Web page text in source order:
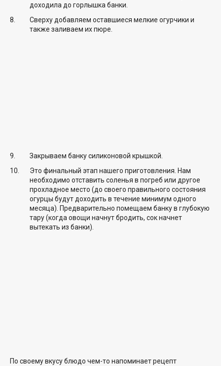
доходила до горлышка банки.
Сверху добавляем оставшиеся мелкие огурчики и
также заливаем их пюре.
Закрываем банку силиконовой крышкой.
Это финальный этап нашего приготовления. Нам
необходимо отставить соленья в погреб или другое
прохладное место (до своего правильного состояния
огурцы будут доходить в течение минимум одного
месяца). Предварительно помещаем банку в глубокую
тару (когда овощи начнут бродить, сок начнет
вытекать из банки).
По своему вкусу блюдо чем-то напоминает рецепт